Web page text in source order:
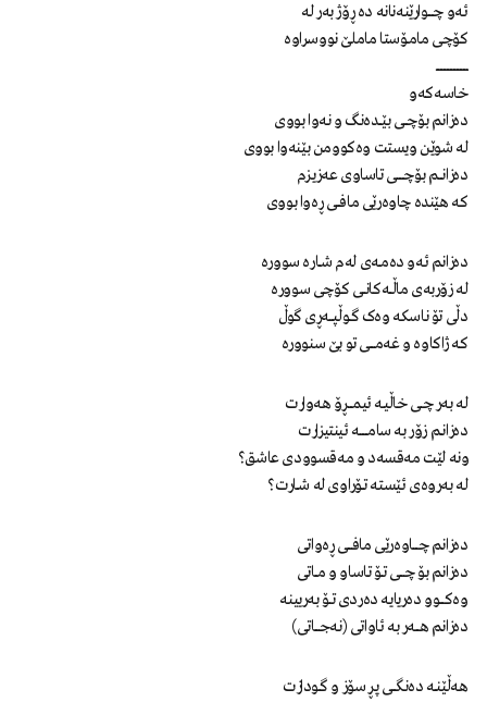
ئەو چــــــــوارێنە‌نانە ‌دە‌ ڕۆژ‌ بە‌ر لە‌
کۆچی‌ مامــۆستا‌ ماملێ‌ نووسراوە
ـــــــــــــــــــــــــــــــــــــــــــــــــ
خاسە‌کە‌و
دەزانم بۆچـــــی بێــــدەنگ و نەوا بووی
له شوێن‌ ویستت‌ وەکوومن ‌بێنەوا بووی
دەزانـــــم بۆچـــــــــــی تاساوی عەزیزم
که هێنده چاوەرێی مافـــــی ڕەوا بووی
دەزانم ئەو دەمــەی لەم شـــاره سووره
له زۆربەی ماڵــــەکانــــی کۆچی سووره
دڵی تۆ ناسکه وەک گــــوڵپــــــەڕی گوڵ
کـه ژاکاوه و غەمــــــــی تو بێ ‌سنووره
له بەر چـــی خاڵیــه ئیمــــــڕۆ هەوارت
دەزانــم زۆر بە سامــــــــــــه ئینتیزارت
ونه ‌لێت مەقسەد و مەقسوودی عاشق؟
لە بەروەی ئێسته تـــۆراوی له شـــارت؟
دەزانم چــــــــاوەرێی مافـــــــی ڕەواتی
دەزانم بۆ چـــــــی تــۆ تاساو و مــــاتی
وەکـــــــوو دەریایه دەردی تـــۆ بەریینه
دەزانم هــــــەر به ئاواتی (نه‌جـــــــاتی)
هەڵێنـــه دەنگــــــی پڕ سۆز و گــودازت